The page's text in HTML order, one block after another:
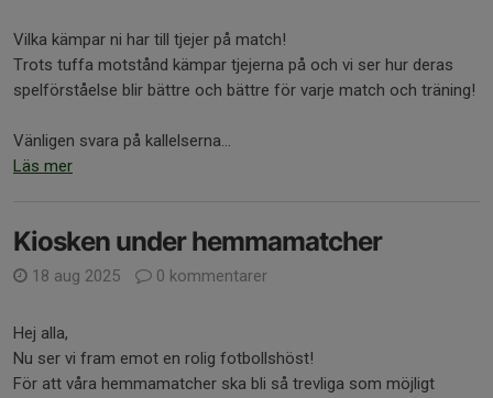
Vilka kämpar ni har till tjejer på match!
Trots tuffa motstånd kämpar tjejerna på och vi ser hur deras
spelförståelse blir bättre och bättre för varje match och träning!
Vänligen svara på kallelserna...
Läs mer
Kiosken under hemmamatcher
18 aug 2025 0 kommentarer
Hej alla,
Nu ser vi fram emot en rolig fotbollshöst!
För att våra hemmamatcher ska bli så trevliga som möjligt